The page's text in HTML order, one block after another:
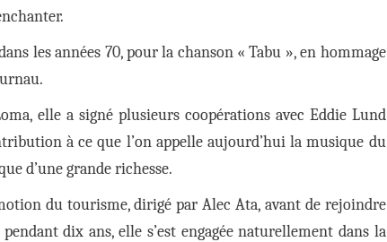
les années 70, pour la chanson « Tabu », en hommage
elle a signé plusieurs coopérations avec Eddie Lund
à ce que l’on appelle aujourd’hui la musique du
d’une grande richesse.
du tourisme, dirigé par Alec Ata, avant de rejoindre
dix ans, elle s’est engagée naturellement dans la